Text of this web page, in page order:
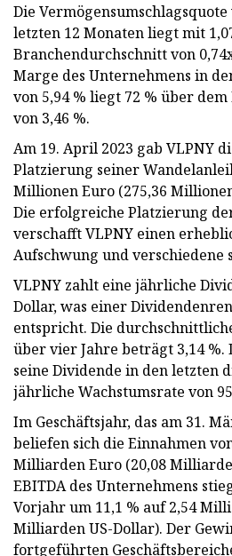
Die
letzten 12 Monaten liegt mit
Branchendurchschnitt von
Marge des Unternehmens in
von 5,94 % liegt 72 % über
von 3,46 %.
Am 19. April 2023 gab VLPNY
Platzierung seiner
Millionen Euro (275,36
Die erfolgreiche Platzierung
verschafft VLPNY einen
Aufschwung und verschiedene
VLPNY zahlt eine jährliche
Dollar, was einer
entspricht. Die
über vier Jahre beträgt 3,14 %.
seine Dividende in den letzten
jährliche Wachstumsrate von
Im Geschäftsjahr, das am 31.
beliefen sich die Einnahmen
Milliarden Euro (20,08
EBITDA des Unternehmens
Vorjahr um 11,1 % auf 2,54
Milliarden US-Dollar). Der
fortgeführten